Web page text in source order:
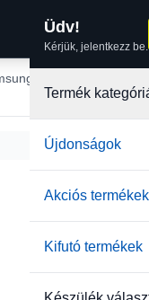
Üdv!
Kérjük, jelentkezz be.
Termék
Újdonságok
Akciós termékek
Kifutó termékek
tokok